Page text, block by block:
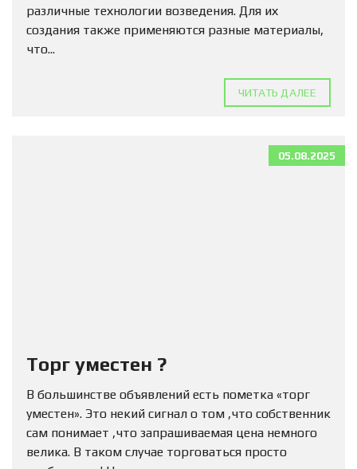
различные технологии возведения. Для их
создания также применяются разные материалы,
что...
ЧИТАТЬ ДАЛЕЕ
05.08.2025
Торг уместен ?
В большинстве объявлений есть пометка «торг
уместен». Это некий сигнал о том ,что собственник
сам понимает ,что запрашиваемая цена немного
велика. В таком случае торговаться просто